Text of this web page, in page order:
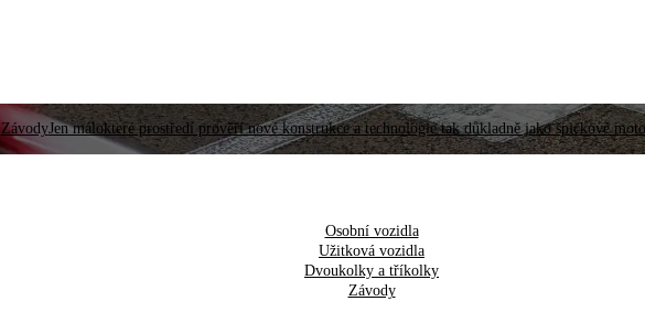
ZávodyJen málokteré prostředí prověří nové konstrukce a technologie tak důkladně jako špičkové
Osobní vozidla
Užitková vozidla
Dvoukolky a tříkolky
Závody